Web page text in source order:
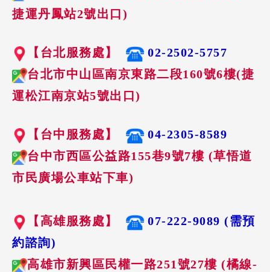
捷運丹鳳站2號出口)
【台北服務處】
02-2502-5757
台北市中山區南京東路二段160號6樓(捷
運松江南京站5號出口)
【台中服務處】
04-2305-8589
台中市西區公益路155巷9號7樓 (草悟道
市民廣場公車站下車)
【高雄服務處】
07-222-9089 (需預
約諮詢)
高雄市新興區民權一路251號27樓 (橘線-